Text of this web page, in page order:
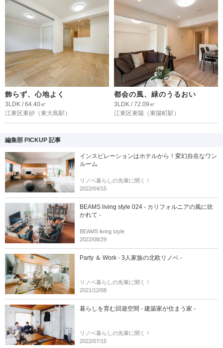
飾らず、心地よく
3LDK / 64.40㎡
江東区東砂 （東大島駅）
都会の風、緑のうるおい
3LDK / 72.09㎡
江東区東陽 （東陽町駅）
編集部 PICKUP 記事
インスピレーションはホテルから！変幻自在なワン
ルーム
リノベ暮らしの先輩に聞く！
2022/04/15
BEAMS living style 024 - カリフォルニアの風に吹
かれて -
BEAMS living style
2022/08/29
Party ＆ Work - 3人家族の北欧リノベ -
リノベ暮らしの先輩に聞く！
2021/12/08
暮らしを育む回遊空間 - 建築家が住まう家 -
リノベ暮らしの先輩に聞く！
2022/07/15